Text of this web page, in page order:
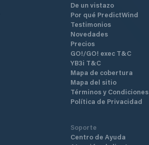
De un vistazo
Por qué PredictWind
Testimonios
Novedades
Precios
GO!/GO! exec T&C
YB3i T&C
Mapa de cobertura
Mapa del sitio
Términos y Condiciones
Política de Privacidad
Soporte
Centro de Ayuda